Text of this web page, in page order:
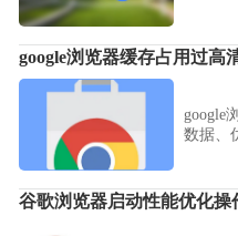
google浏览器缓存占用过高
google
数据、
谷歌浏览器启动性能优化操